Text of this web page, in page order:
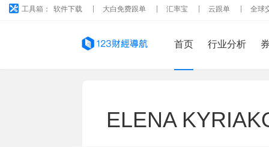
工具箱： 软件下载 大白免费跟单 汇率宝 云跟单 全球
首页 行业分析
ELENA